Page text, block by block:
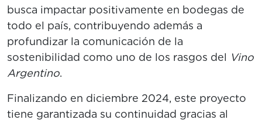
busca impactar positivamente en bodegas de
todo el país, contribuyendo además a
profundizar la comunicación de la
sostenibilidad como uno de los rasgos del Vino
Argentino.
Finalizando en diciembre 2024, este proyecto
tiene garantizada su continuidad gracias al